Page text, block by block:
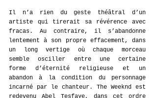
Il n’a rien du geste théâtral d’un
artiste qui tirerait sa révérence avec
fracas. Au contraire, il s’abandonne
lentement à son propre effacement, dans
un long vertige où chaque morceau
semble osciller entre une certaine
forme d’éternité religieuse et un
abandon à la condition du personnage
incarné par le chanteur. The Weeknd est
redevenu Abel Tesfaye, dans cet ordre